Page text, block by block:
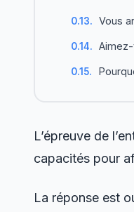
0.13. Vous
0.14.
0.15.
L’épreuve de
capacités pour
La réponse est